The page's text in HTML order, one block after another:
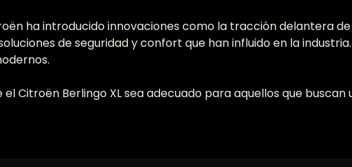
ha introducido innovaciones como la tracción delantera
de seguridad y confort que han influido en la
Citroën Berlingo XL sea adecuado para aquellos que